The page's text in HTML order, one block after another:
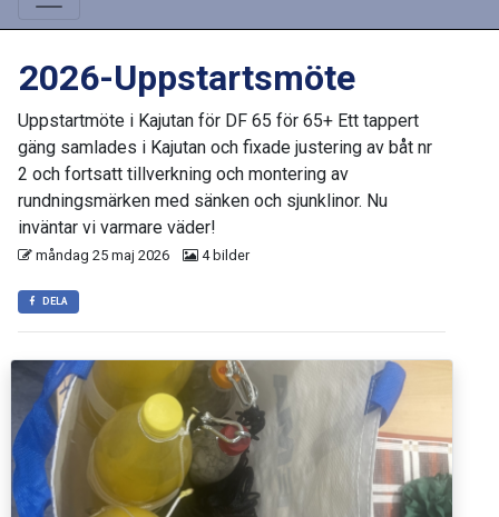
2026-Uppstartsmöte
Uppstartmöte i Kajutan för DF 65 för 65+ Ett tappert
gäng samlades i Kajutan och fixade justering av båt nr
2 och fortsatt tillverkning och montering av
rundningsmärken med sänken och sjunklinor. Nu
inväntar vi varmare väder!
måndag 25 maj 2026 4 bilder
DELA